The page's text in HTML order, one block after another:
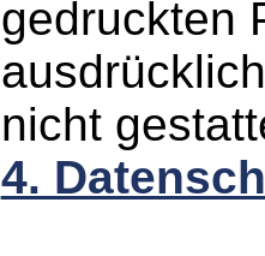
gedruckten
nicht
4.